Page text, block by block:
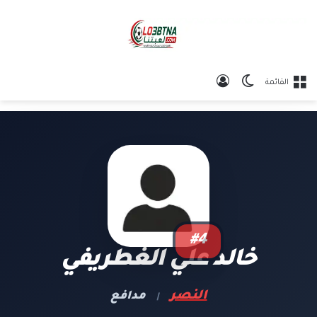
القائمة الوضع المظلم
#4
خالد علي الغطريفي
النصر | مدافع